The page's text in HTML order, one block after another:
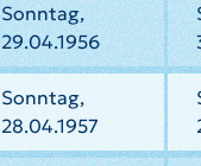
Sonntag,
29.04.1956
Sonntag,
28.04.1957